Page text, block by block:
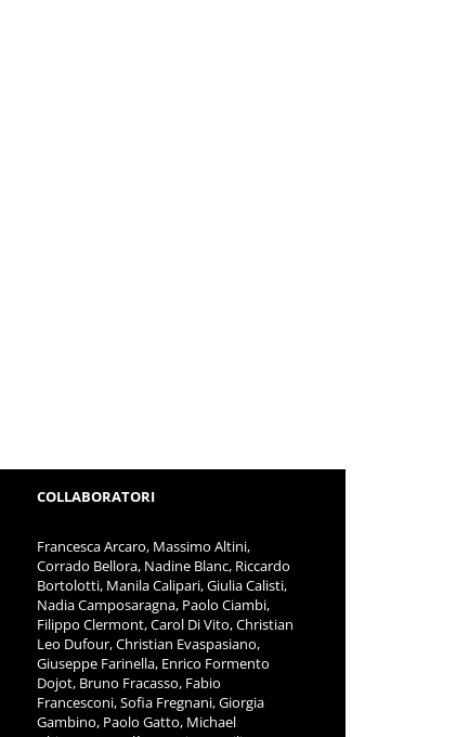
COLLABORATORI
Francesca Arcaro, Massimo Altini,
Corrado Bellora, Nadine Blanc, Riccardo
Bortolotti, Manila Calipari, Giulia Calisti,
Nadia Camposaragna, Paolo Ciambi,
Filippo Clermont, Carol Di Vito, Christian
Leo Dufour, Christian Evaspasiano,
Giuseppe Farinella, Enrico Formento
Dojot, Bruno Fracasso, Fabio
Francesconi, Sofia Fregnani, Giorgia
Gambino, Paolo Gatto, Michael